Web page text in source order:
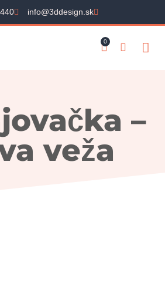
info@3ddesign.sk
0
–
veža